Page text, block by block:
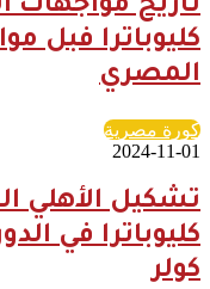
تاريخ مواجهات
كليوباترا فبل
المصري
كورة مصرية
2024-11-01
تشكيل الأهلي
كليوباترا في
كولر